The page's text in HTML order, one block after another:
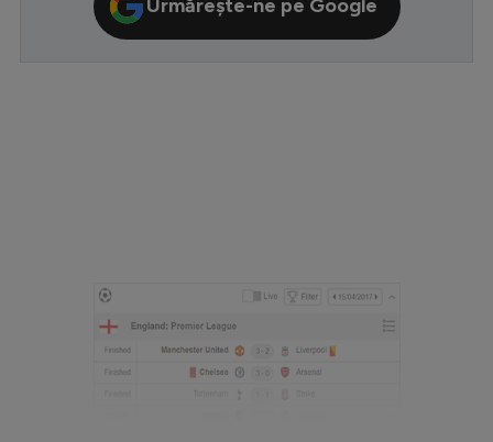
CM 2026
Starurile fotbalului
EURO 2024
Urmărește-ne pe Google